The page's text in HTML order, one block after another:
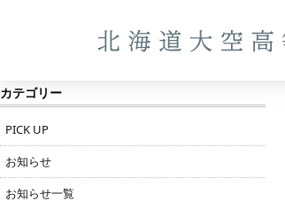
カテゴリー
PICK UP
お知らせ
お知らせ一覧